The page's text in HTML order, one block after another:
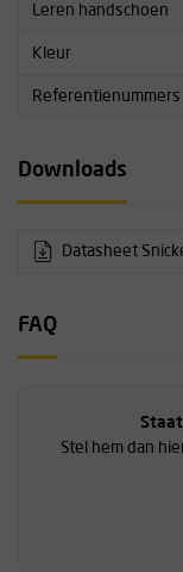
Leren handschoen
Kleur
Referentienummers
Downloads
Datasheet
FAQ
Stel hem dan